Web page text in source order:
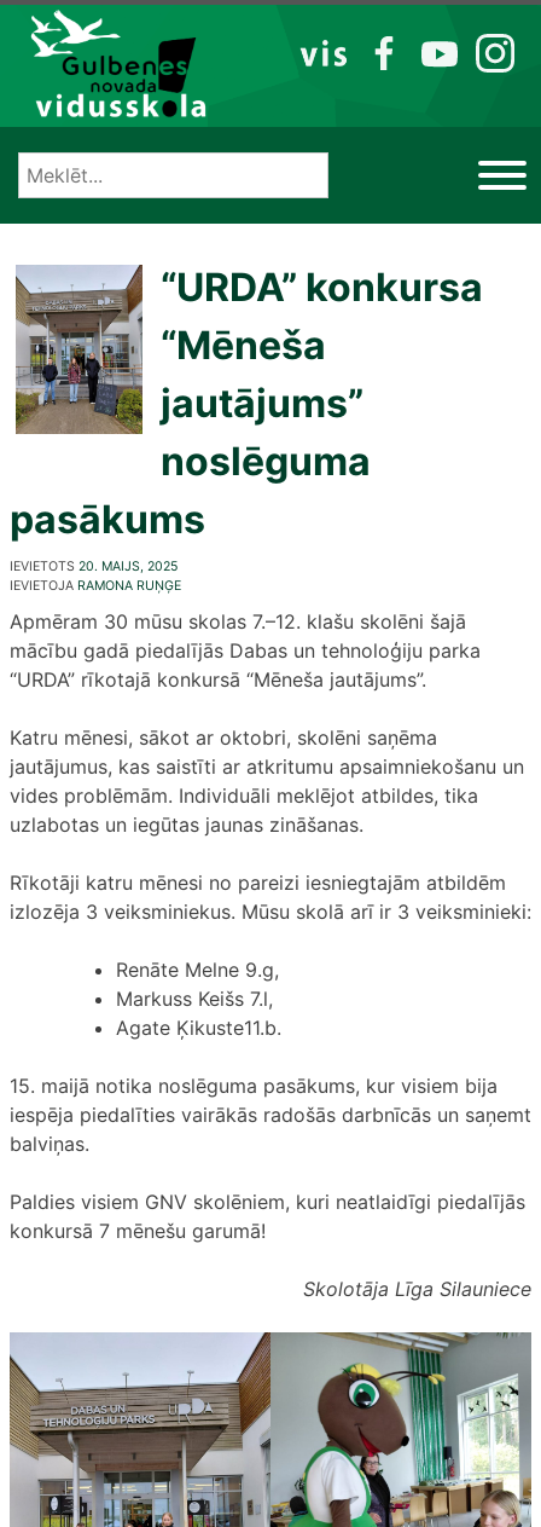
Izlaist
VIS
FB YT IG
“URDA” konkursa
“Mēneša
jautājums”
noslēguma
pasākums
IEVIETOTS 20. MAIJS, 2025
IEVIETOJA RAMONA RUŅĢE
Apmēram 30 mūsu skolas 7.–12. klašu skolēni šajā
mācību gadā piedalījās Dabas un tehnoloģiju parka
“URDA” rīkotajā konkursā “Mēneša jautājums”.
Katru mēnesi, sākot ar oktobri, skolēni saņēma
jautājumus, kas saistīti ar atkritumu apsaimniekošanu un
vides problēmām. Individuāli meklējot atbildes, tika
uzlabotas un iegūtas jaunas zināšanas.
Rīkotāji katru mēnesi no pareizi iesniegtajām atbildēm
izlozēja 3 veiksminiekus. Mūsu skolā arī ir 3 veiksminieki:
Renāte Melne 9.g,
Markuss Keišs 7.l,
Agate Ķikuste11.b.
15. maijā notika noslēguma pasākums, kur visiem bija
iespēja piedalīties vairākās radošās darbnīcās un saņemt
balviņas.
Paldies visiem GNV skolēniem, kuri neatlaidīgi piedalījās
konkursā 7 mēnešu garumā!
Skolotāja Līga Silauniece